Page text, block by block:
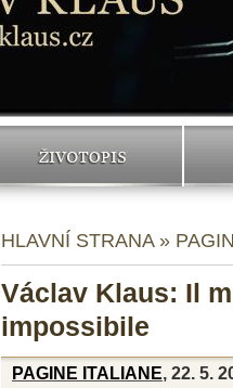
ŽIVOTOPIS
HLAVNÍ STRANA»
Václav Klaus: Il
impossibile
PAGINE ITALIANE, 22. 5.